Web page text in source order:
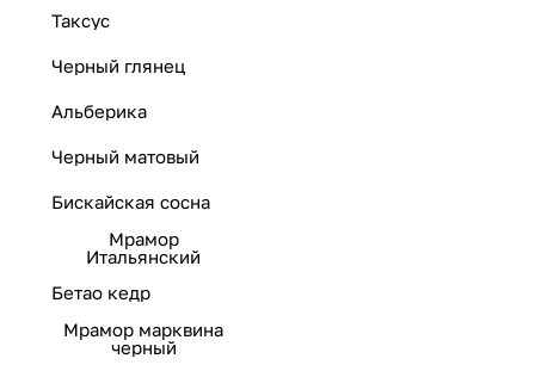
Таксус
Черный глянец
Альберика
Черный матовый
Бискайская сосна
Мрамор
Итальянский
Бетао кедр
Мрамор марквина
черный